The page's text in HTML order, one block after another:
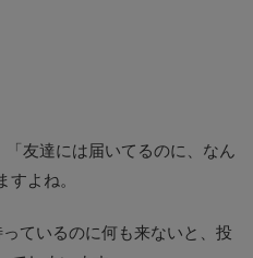
友達には届いてるのに、なん
よね。
ているのに何も来ないと、投